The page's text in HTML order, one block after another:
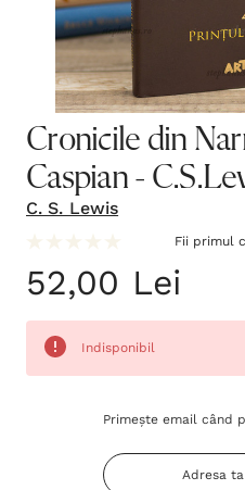
Cronicile din
Caspian -
C. S. Lewis
Fii primul
52,00 Lei
Indisponibil
Primește email când